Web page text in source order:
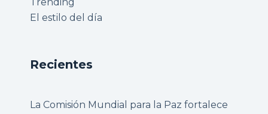
El estilo del día
Recientes
La Comisión Mundial para la Paz fortalece